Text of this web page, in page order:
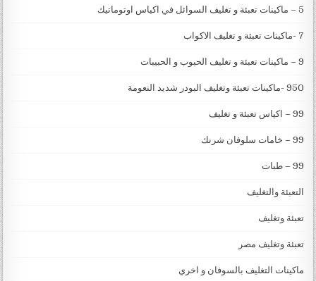
5 – ماكينات تعبئة و تغليف السوائل في اكياس اوتوماتيك
7 -ماكينات تعبئة و تغليف الاكواب
9 – ماكينات تعبئة و تغليف الحبوب و الحبيبات
950 -ماكينات تعبئة وتغليف البودر شديد النعومة
99 – اكياس تعبئة و تغليف
99 – خامات سلوفان شرنك
99 – طبات
التعبئة والتغليف
تعبئة وتغليف
تعبئة وتغليف مصر
ماكينات التغليف بالسوفان و اخري